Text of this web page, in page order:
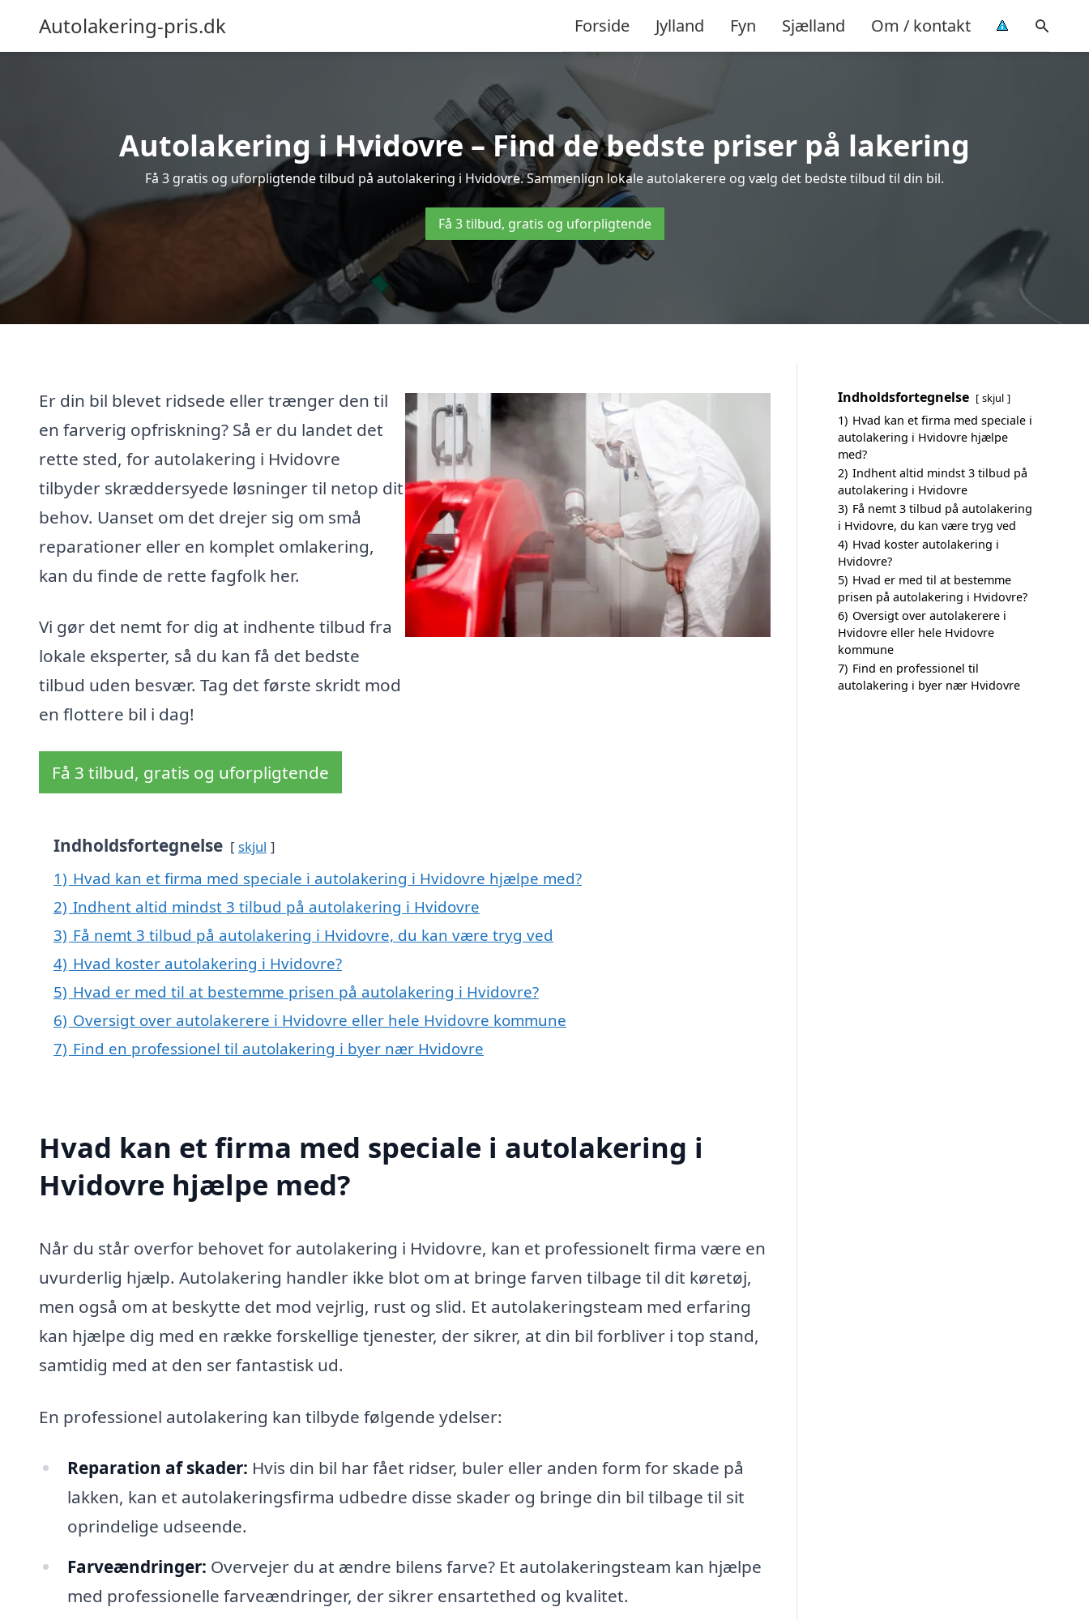
Autolakering-pris.dk Forside Jylland Fyn Sjælland Om / kontakt
Autolakering i Hvidovre – Find de bedste priser på lakering
Få 3 gratis og uforpligtende tilbud på autolakering i Hvidovre. Sammenlign lokale autolakerere og vælg det bedste tilbud til din bil.
Få 3 tilbud, gratis og uforpligtende
Er din bil blevet ridsede eller trænger den til
en farverig opfriskning? Så er du landet det
rette sted, for autolakering i Hvidovre
tilbyder skræddersyede løsninger til netop dit
behov. Uanset om det drejer sig om små
reparationer eller en komplet omlakering,
kan du finde de rette fagfolk her.
Vi gør det nemt for dig at indhente tilbud fra
lokale eksperter, så du kan få det bedste
tilbud uden besvær. Tag det første skridt mod
en flottere bil i dag!
Få 3 tilbud, gratis og uforpligtende
Indholdsfortegnelse skjul
1) Hvad kan et firma med speciale i autolakering i Hvidovre hjælpe med?
2) Indhent altid mindst 3 tilbud på autolakering i Hvidovre
3) Få nemt 3 tilbud på autolakering i Hvidovre, du kan være tryg ved
4) Hvad koster autolakering i Hvidovre?
5) Hvad er med til at bestemme prisen på autolakering i Hvidovre?
6) Oversigt over autolakerere i Hvidovre eller hele Hvidovre kommune
7) Find en professionel til autolakering i byer nær Hvidovre
Hvad kan et firma med speciale i autolakering i
Hvidovre hjælpe med?
Når du står overfor behovet for autolakering i Hvidovre, kan et professionelt firma være en
uvurderlig hjælp. Autolakering handler ikke blot om at bringe farven tilbage til dit køretøj,
men også om at beskytte det mod vejrlig, rust og slid. Et autolakeringsteam med erfaring
kan hjælpe dig med en række forskellige tjenester, der sikrer, at din bil forbliver i top stand,
samtidig med at den ser fantastisk ud.
En professionel autolakering kan tilbyde følgende ydelser:
Reparation af skader: Hvis din bil har fået ridser, buler eller anden form for skade på
lakken, kan et autolakeringsfirma udbedre disse skader og bringe din bil tilbage til sit
oprindelige udseende.
Farveændringer: Overvejer du at ændre bilens farve? Et autolakeringsteam kan hjælpe
med professionelle farveændringer, der sikrer ensartethed og kvalitet.
Indholdsfortegnelse skjul
1) Hvad kan et firma med speciale i
autolakering i Hvidovre hjælpe
med?
2) Indhent altid mindst 3 tilbud på
autolakering i Hvidovre
3) Få nemt 3 tilbud på autolakering
i Hvidovre, du kan være tryg ved
4) Hvad koster autolakering i
Hvidovre?
5) Hvad er med til at bestemme
prisen på autolakering i Hvidovre?
6) Oversigt over autolakerere i
Hvidovre eller hele Hvidovre
kommune
7) Find en professionel til
autolakering i byer nær Hvidovre